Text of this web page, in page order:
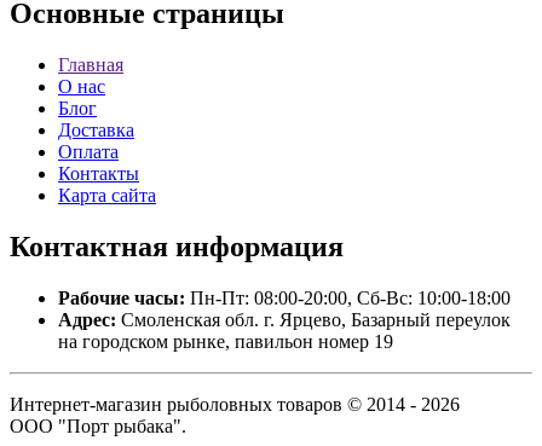
Основные страницы
Главная
О нас
Блог
Доставка
Оплата
Контакты
Карта сайта
Контактная информация
Рабочие часы: Пн-Пт: 08:00-20:00, Сб-Вс: 10:00-18:00
Адрес: Смоленская обл. г. Ярцево, Базарный переулок
на городском рынке, павильон номер 19
Интернет-магазин рыболовных товаров © 2014 - 2026
ООО "Порт рыбака".